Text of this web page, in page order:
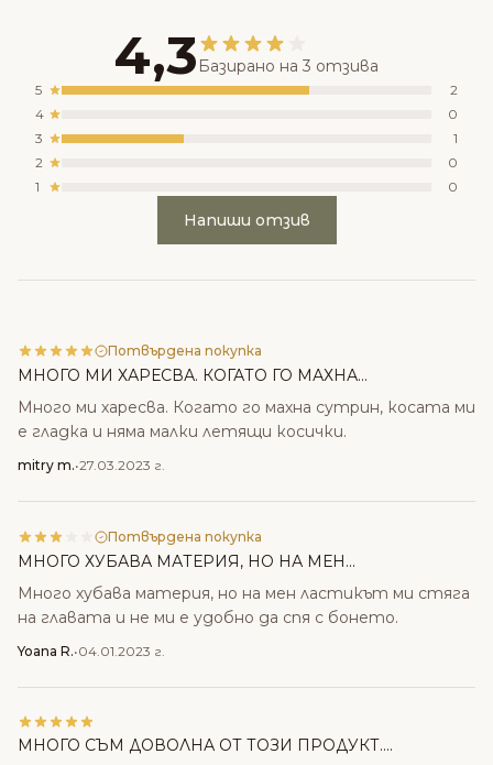
4,3 Базирано на 3 отзива
5
2
4
0
3
1
2
0
1
0
Напиши отзив
Потвърдена покупка
МНОГО МИ ХАРЕСВА. КОГАТО ГО МАХНА...
Много ми харесва. Когато го махна сутрин, косата ми
е гладка и няма малки летящи косички.
mitry m.•27.03.2023 г.
Потвърдена покупка
МНОГО ХУБАВА МАТЕРИЯ, НО НА МЕН...
Много хубава материя, но на мен ластикът ми стяга
на главата и не ми е удобно да спя с бонето.
Yoana R.•04.01.2023 г.
МНОГО СЪМ ДОВОЛНА ОТ ТОЗИ ПРОДУКТ....